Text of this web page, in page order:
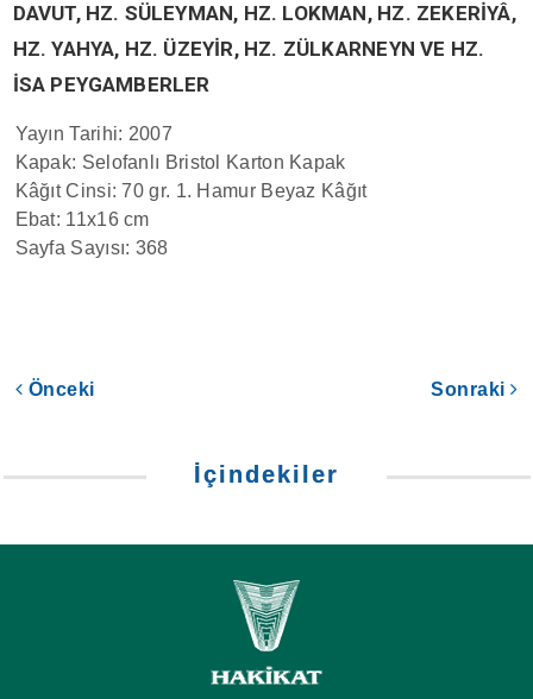
DAVUT, HZ. SÜLEYMAN, HZ. LOKMAN, HZ. ZEKERİYÂ,
HZ. YAHYA, HZ. ÜZEYİR, HZ. ZÜLKARNEYN VE HZ.
İSA PEYGAMBERLER
Yayın Tarihi: 2007
Kapak: Selofanlı Bristol Karton Kapak
Kâğıt Cinsi: 70 gr. 1. Hamur Beyaz Kâğıt
Ebat: 11x16 cm
Sayfa Sayısı: 368
Önceki Sonraki
İçindekiler